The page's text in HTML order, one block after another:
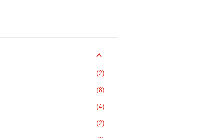
2
8
4
2